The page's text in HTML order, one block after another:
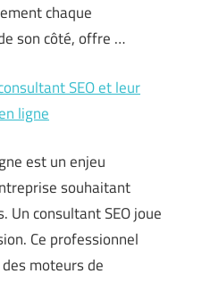
chaque
son côté, offre …
SEO et leur
ligne
est un enjeu
souhaitant
Un consultant SEO joue
Ce professionnel
moteurs de